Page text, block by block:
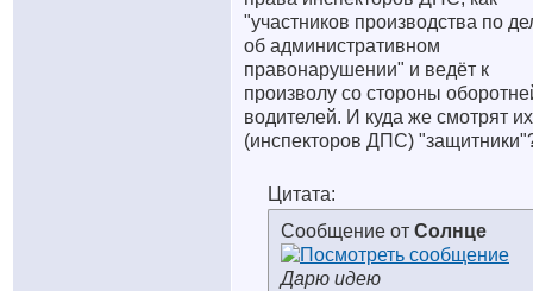
"участников производства по
об административном
правонарушении" и ведёт к
произволу со стороны
водителей. И куда же смотрят их
(инспекторов ДПС)
Цитата:
Сообщение от Солнце
Дарю идею